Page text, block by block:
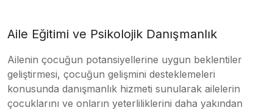
Aile Eğitimi ve Psikolojik Danışmanlık
Ailenin çocuğun potansiyellerine uygun beklentiler
geliştirmesi, çocuğun gelişmini desteklemeleri
konusunda danışmanlık hizmeti sunularak ailelerin
çocuklarını ve onların yeterliliklerini daha yakından